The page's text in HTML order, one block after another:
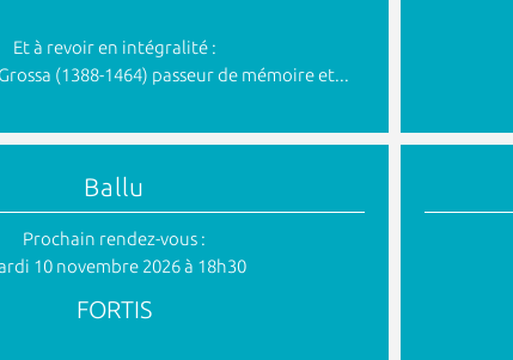
Et à revoir en intégralité :
(1388-1464) passeur de mémoire et...
Ballu
Prochain rendez-vous :
10 novembre 2026 à 18h30
FORTIS